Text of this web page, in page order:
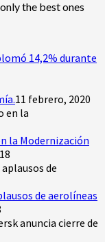
the best ones
14,2% durante
11 febrero, 2020
la Modernización
de aerolíneas